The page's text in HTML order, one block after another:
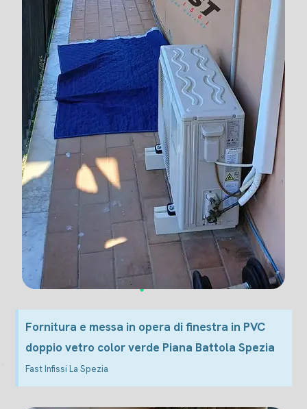
Fornitura e messa in opera di finestra in PVC
doppio vetro color verde Piana Battola Spezia
Fast Infissi La Spezia